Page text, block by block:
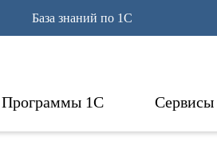
База знаний по 1С
Программы 1С Сервисы